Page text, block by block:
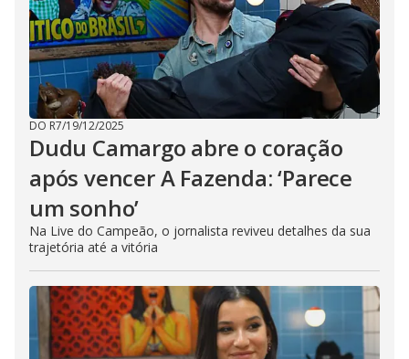
DO R7/19/12/2025
Dudu Camargo abre o coração
após vencer A Fazenda: ‘Parece
um sonho’
Na Live do Campeão, o jornalista reviveu detalhes da sua
trajetória até a vitória